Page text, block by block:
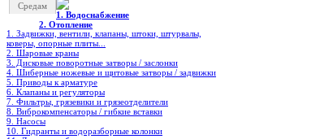
Средам
1. Водоснабжение
2. Отопление
1. Задвижки, вентили, клапаны, штоки, штурвалы,
коверы, опорные плиты...
2. Шаровые краны
3. Дисковые поворотные затворы / заслонки
4. Шиберные ножевые и щитовые затворы / задвижки
5. Приводы к арматуре
6. Клапаны и регуляторы
7. Фильтры, грязевики и грязеотделители
8. Виброкомпенсаторы / гибкие вставки
9. Насосы
10. Гидранты и водоразборные колонки